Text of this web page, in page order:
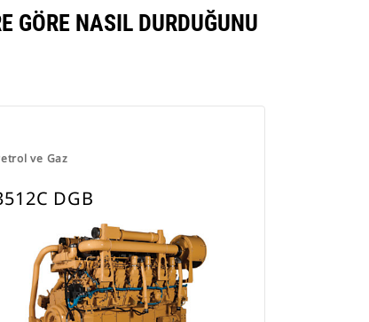
GÖRE NASIL DURDUĞUNU
ve Gaz
DGB